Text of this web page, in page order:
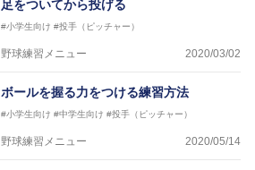
足をついてから投げる
#小学生向け #投手（ピッチャー）
野球練習メニュー 2020/03/02
ボールを握る力をつける練習方法
#小学生向け #中学生向け #投手（ピッチャー）
野球練習メニュー 2020/05/14